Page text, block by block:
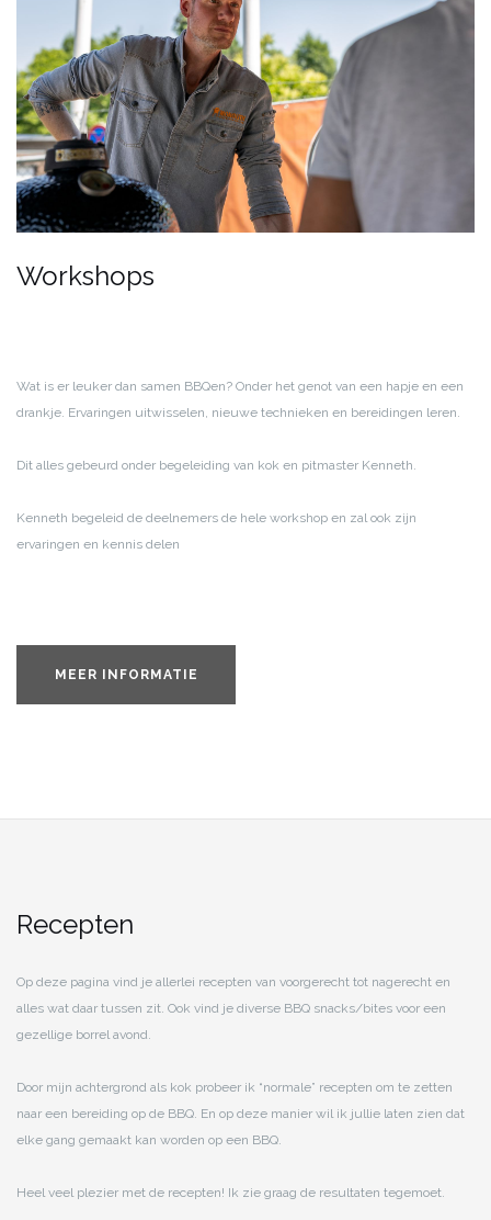
Workshops
Wat is er leuker dan samen BBQen? Onder het genot van een hapje en een
drankje. Ervaringen uitwisselen, nieuwe technieken en bereidingen leren.
Dit alles gebeurd onder begeleiding van kok en pitmaster Kenneth.
Kenneth begeleid de deelnemers de hele workshop en zal ook zijn
ervaringen en kennis delen
MEER INFORMATIE
Recepten
Op deze pagina vind je allerlei recepten van voorgerecht tot nagerecht en
alles wat daar tussen zit. Ook vind je diverse BBQ snacks/bites voor een
gezellige borrel avond.
Door mijn achtergrond als kok probeer ik “normale” recepten om te zetten
naar een bereiding op de BBQ. En op deze manier wil ik jullie laten zien dat
elke gang gemaakt kan worden op een BBQ.
Heel veel plezier met de recepten! Ik zie graag de resultaten tegemoet.